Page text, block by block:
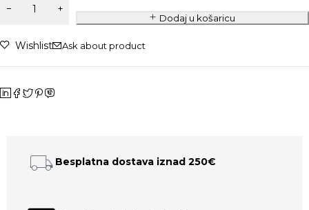
Dodaj u košaricu
Wishlist Ask about product
Besplatna dostava iznad 250€